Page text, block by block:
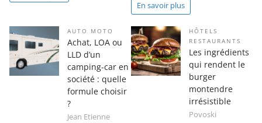
En savoir plus
AUTO MOTO
Achat, LOA ou
LLD d’un
camping-car en
société : quelle
formule choisir
?
Jean Etienne
HÔTELS
RESTAURANTS
Les ingrédients
qui rendent le
burger
montendre
irrésistible
Povoski